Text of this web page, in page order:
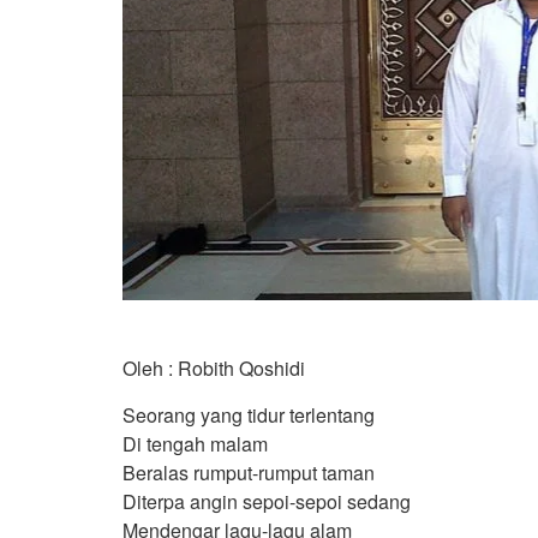
Oleh : Robith Qoshidi
Seorang yang tidur terlentang
Di tengah malam
Beralas rumput-rumput taman
Diterpa angin sepoi-sepoi sedang
Mendengar lagu-lagu alam